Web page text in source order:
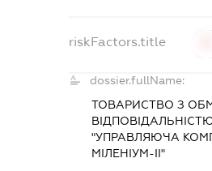
riskFactors.title
dossier.fullName:
ТОВАРИСТВО З
"УПРАВЛЯЮЧА
МІЛЕНІУМ-ІІ"